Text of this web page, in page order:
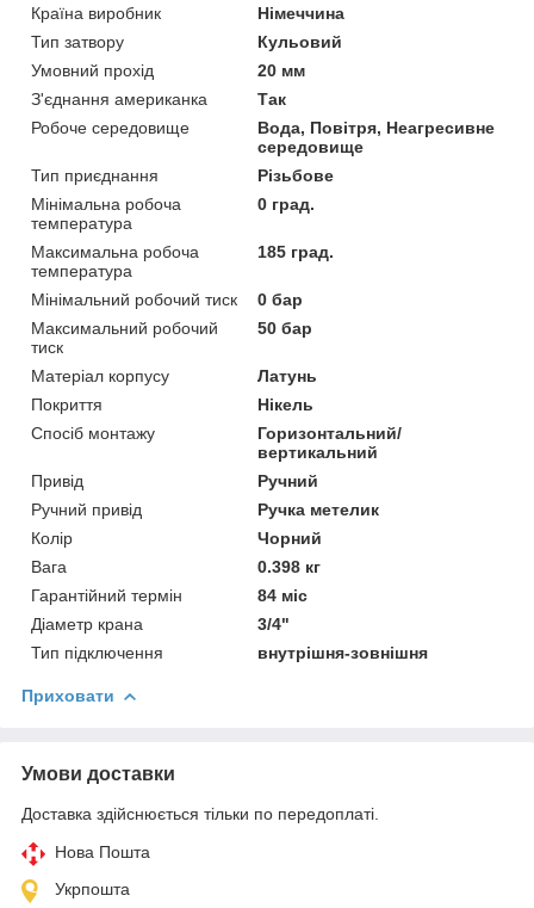
Країна виробник
Німеччина
Тип затвору
Кульовий
Умовний прохід
20 мм
З'єднання американка
Так
Робоче середовище
Вода, Повітря, Неагресивне
середовище
Тип приєднання
Різьбове
Мінімальна робоча
температура
0 град.
Максимальна робоча
температура
185 град.
Мінімальний робочий тиск
0 бар
Максимальний робочий
тиск
50 бар
Матеріал корпусу
Латунь
Покриття
Нікель
Спосіб монтажу
Горизонтальний/
вертикальний
Привід
Ручний
Ручний привід
Ручка метелик
Колір
Чорний
Вага
0.398 кг
Гарантійний термін
84 міс
Діаметр крана
3/4"
Тип підключення
внутрішня-зовнішня
Приховати
Умови доставки
Доставка здійснюється тільки по передоплаті.
Нова Пошта
Укрпошта